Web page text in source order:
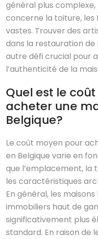
général plus
concerne la toiture, les
vastes. Trouver des
dans la restauration
autre défi crucial pour
l’authenticité de la
Quel est le
acheter une
Belgique?
Le coût moyen pour
en Belgique varie en
que l’emplacement, la
les caractéristiques
En général, les
immobiliers haut de
significativement plus
standard. En raison de